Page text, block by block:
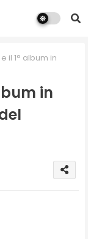
il 1° album in
in